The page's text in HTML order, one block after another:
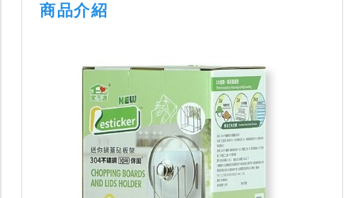
商品介紹